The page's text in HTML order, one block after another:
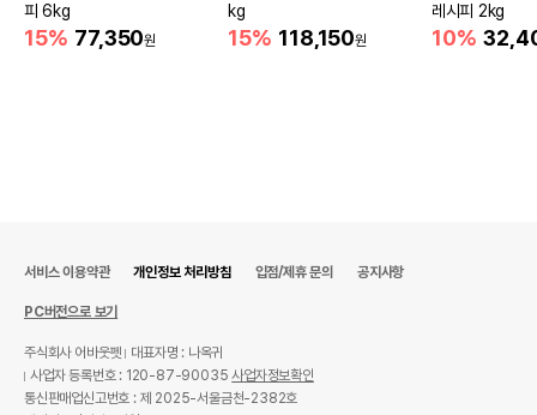
피 6kg
15% 77,350원
kg
15% 118,150원
레시피 2kg
10%
서비스 이용약관 개인정보 처리방침 입점/제휴 문의 공지사항
PC버전으로 보기
주식회사 어바웃펫
대표자명 : 나옥귀
사업자 등록번호 : 120-87-90035사업자정보확인
통신판매업신고번호 : 제 2025-서울금천-2382호